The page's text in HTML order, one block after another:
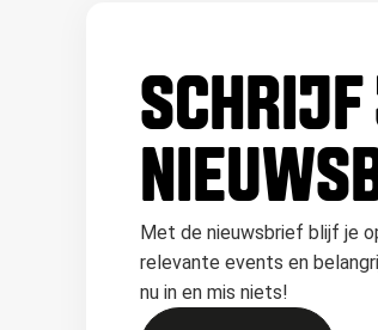
SCHRIJF
Met de nieuwsbrief blijf je
relevante events en
nu in en mis niets!